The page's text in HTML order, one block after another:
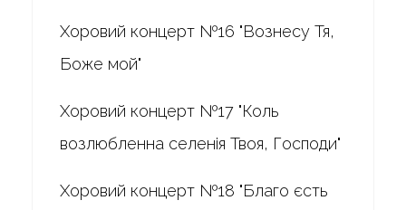
Хоровий концерт №16 "Вознесу Тя,
Боже мой"
Хоровий концерт №17 "Коль
возлюбленна селенія Твоя, Господи"
Хоровий концерт №18 "Благо єсть